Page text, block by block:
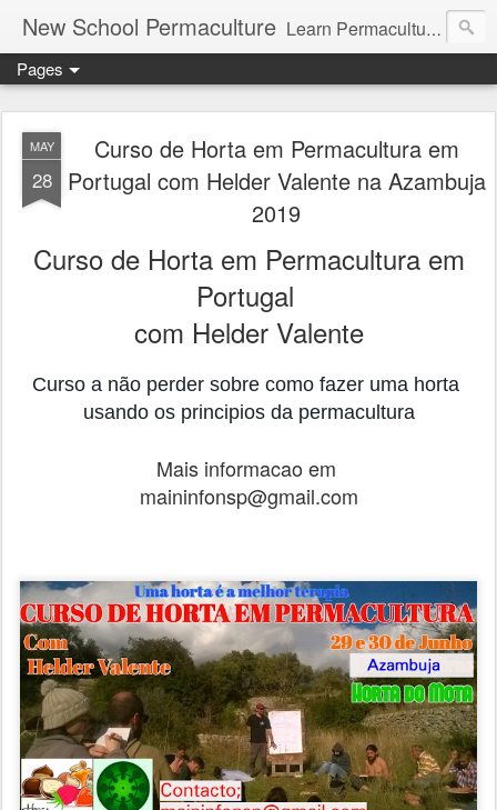
New School Permaculture Learn Permaculture Design Courses in Europe with Helder Valente, one of the original students of Bill Mollison the creator of Permaculture Design.
Pages
MAY
28
Curso de Horta em Permacultura em
Portugal com Helder Valente na Azambuja
2019
Curso de Horta em Permacultura em
Portugal
com Helder Valente
Curso a não perder sobre como fazer uma horta
usando os principios da permacultura
Mais informacao em
maininfonsp@gmail.com